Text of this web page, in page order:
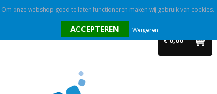
€ 0,00
Om onze webshop goed te laten functioneren maken wij gebruik van cookies.
Weigeren